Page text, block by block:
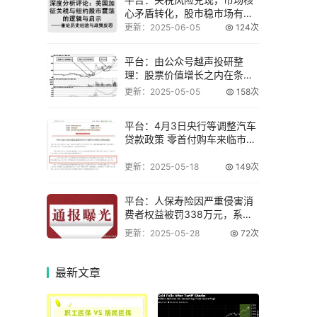
心矛盾转化，股市稳市场有三
条主线
更新：2025-06-05 124次
平台：由公众号越声投研整
理：股票价值增长之内在条件
及净利润挖掘要点
更新：2025-05-05 158次
平台：4月3日央行等调整汽车
贷款政策 零首付购车来临市场
更新：2025-05-18 149次
平台：人保寿险因严重侵害消
费者权益被罚338万元，系最
大罚单
更新：2025-05-28 72次
最新文章